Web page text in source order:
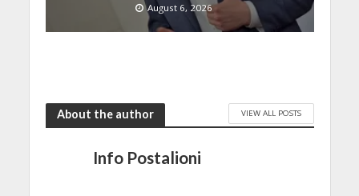
August 6, 2026
About the author VIEW ALL POSTS
Info Postalioni